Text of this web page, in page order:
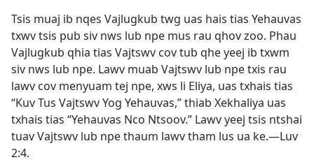
Tsis muaj ib nqes Vajlugkub twg uas hais tias Yehauvas
txwv tsis pub siv nws lub npe mus rau qhov zoo. Phau
Vajlugkub qhia tias Vajtswv cov tub qhe yeej ib txwm
siv nws lub npe. Lawv muab Vajtswv lub npe txis rau
lawv cov menyuam tej npe, xws li Eliya, uas txhais tias
“Kuv Tus Vajtswv Yog Yehauvas,” thiab Xekhaliya uas
txhais tias “Yehauvas Nco Ntsoov.” Lawv yeej tsis ntshai
tuav Vajtswv lub npe thaum lawv tham lus ua ke.​—Luv
2:4.